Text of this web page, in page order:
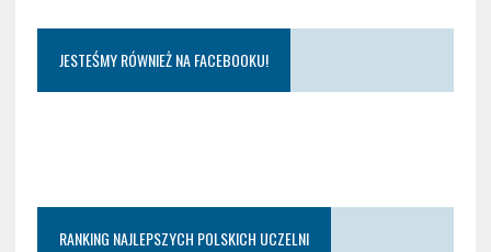
JESTEŚMY RÓWNIEŻ NA FACEBOOKU!
RANKING NAJLEPSZYCH POLSKICH UCZELNI